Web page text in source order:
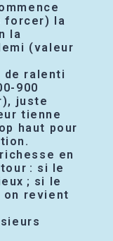
forcer) la
la
(valeur
de ralenti
900
juste
tienne
haut pour
en
: si le
; si le
on revient